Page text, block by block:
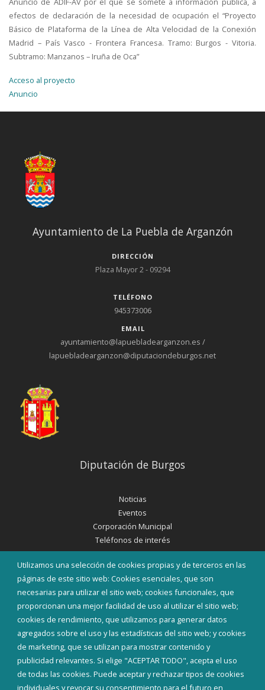
efectos de declaración de la necesidad de ocupación el “Proyecto
Básico de Plataforma de la Línea de Alta Velocidad de la Conexión
Madrid – País Vasco - Frontera Francesa. Tramo: Burgos - Vitoria.
Subtramo: Manzanos – Iruña de Oca”
Acceso al proyecto
Anuncio
Utilizamos una selección de cookies propias y de terceros en las
páginas de este sitio web: Cookies esenciales, que son
necesarias para utilizar el sitio web; cookies funcionales, que
proporcionan una mejor facilidad de uso al utilizar el sitio web;
cookies de rendimiento, que utilizamos para generar datos
agregados sobre el uso y las estadísticas del sitio web; y cookies
de marketing, que se utilizan para mostrar contenido y
publicidad relevantes. Si elige "ACEPTAR TODO", acepta el uso
de todas las cookies. Puede aceptar y rechazar tipos de cookies
Ayuntamiento de La Puebla de Arganzón
DIRECCIÓN
Plaza Mayor 2 - 09294
TELÉFONO
945373006
EMAIL
ayuntamiento@lapuebladearganzon.es /
lapuebladearganzon@diputaciondeburgos.net
Diputación de Burgos
Noticias
Eventos
Corporación Municipal
Teléfonos de interés
INICIAR SESIÓN
MAPA WEB